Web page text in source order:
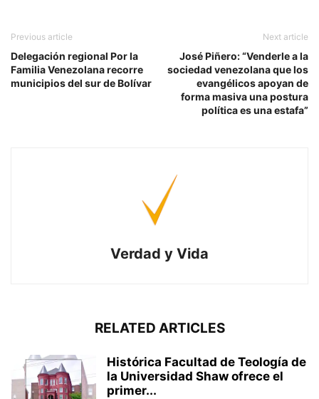
Previous article
Delegación regional Por la
Familia Venezolana recorre
municipios del sur de Bolívar
Next article
José Piñero: “Venderle a la
sociedad venezolana que los
evangélicos apoyan de
forma masiva una postura
política es una estafa”
Verdad y Vida
RELATED ARTICLES
Histórica Facultad de Teología de
la Universidad Shaw ofrece el
primer...